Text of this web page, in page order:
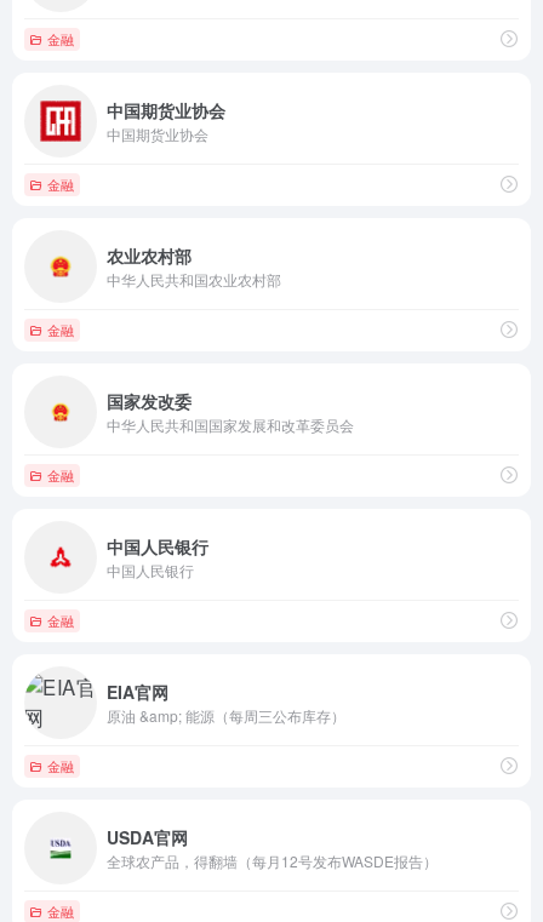
金融
中国期货业协会
中国期货业协会
金融
农业农村部
中华人民共和国农业农村部
金融
国家发改委
中华人民共和国国家发展和改革委员会
金融
中国人民银行
中国人民银行
金融
EIA官网
原油 &amp; 能源（每周三公布库存）
金融
USDA官网
全球农产品，得翻墙（每月12号发布WASDE报告）
金融